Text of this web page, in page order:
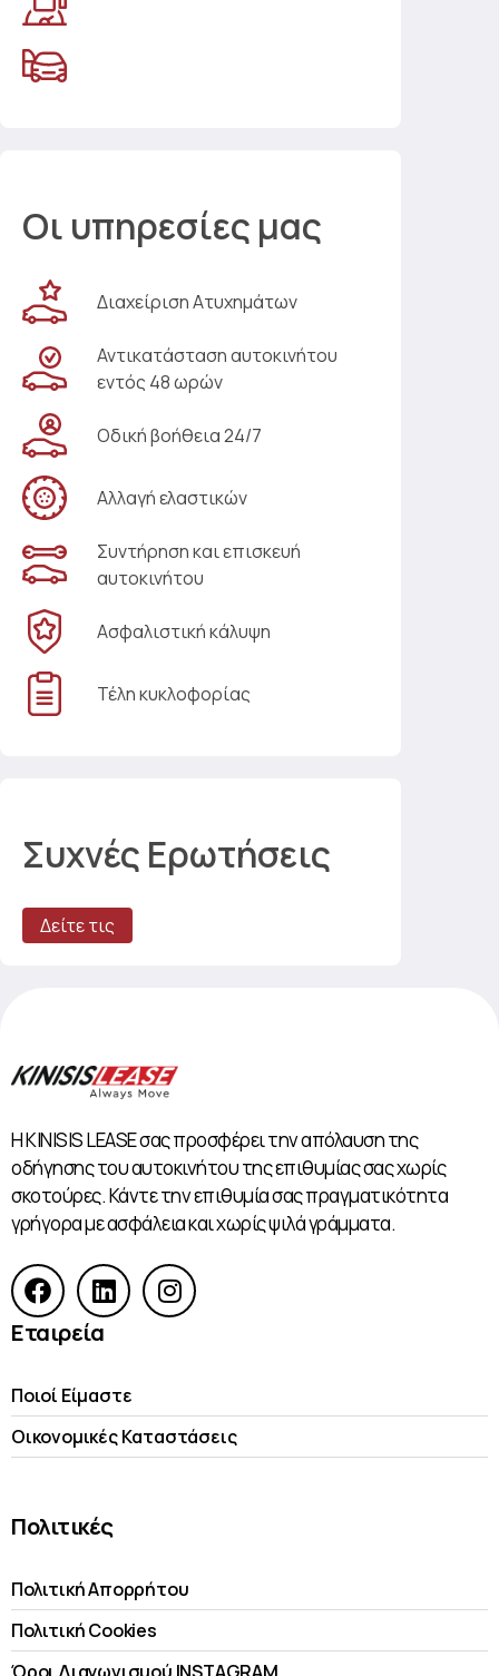
Οι υπηρεσίες μας
Διαχείριση Ατυχημάτων
Αντικατάσταση αυτοκινήτου
εντός 48 ωρών
Οδική βοήθεια 24/7
Αλλαγή ελαστικών
Συντήρηση και επισκευή
αυτοκινήτου
Ασφαλιστική κάλυψη
Τέλη κυκλοφορίας
Συχνές Ερωτήσεις
Δείτε τις
Η KINISIS LEASE σας προσφέρει την απόλαυση της
οδήγησης του αυτοκινήτου της επιθυμίας σας χωρίς
σκοτούρες. Κάντε την επιθυμία σας πραγματικότητα
γρήγορα με ασφάλεια και χωρίς ψιλά γράμματα.
Εταιρεία
Ποιοί Είμαστε
Οικονομικές Kαταστάσεις
Πολιτικές
Πολιτική Απορρήτου
Πολιτική Cookies